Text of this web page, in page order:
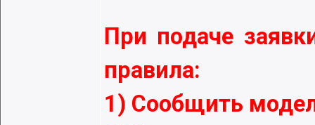
При подаче
правила:
1) Сообщить